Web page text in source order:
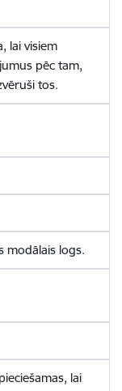
lai visiem
pēc tam,
tos.
modālais logs.
lai